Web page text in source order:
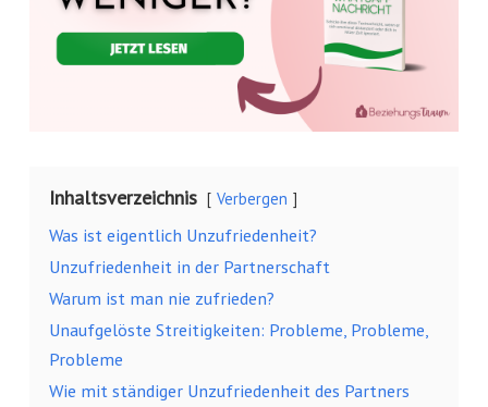
Inhaltsverzeichnis Verbergen
Was ist eigentlich Unzufriedenheit?
Unzufriedenheit in der Partnerschaft
Warum ist man nie zufrieden?
Unaufgelöste Streitigkeiten: Probleme, Probleme,
Probleme
Wie mit ständiger Unzufriedenheit des Partners